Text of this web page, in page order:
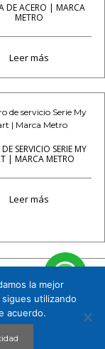
DE ACERO | MARCA
METRO
Leer más
SERVICIO SERIE MY
| MARCA METRO
Leer más
Obregón, Ciudad de
la mejor
utilizando
acuerdo.